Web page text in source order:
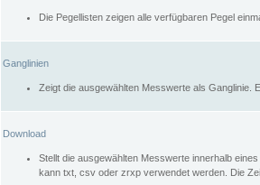
Die Pegellisten zeigen alle verfügbaren Pegel
Ganglinien
Zeigt die ausgewählten Messwerte als Ganglinie.
Download
Stellt die ausgewählten Messwerte innerhalb
kann txt, csv oder zrxp verwendet werden. Die